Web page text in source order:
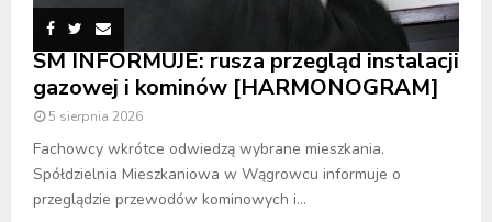
SM INFORMUJE: rusza przegląd instalacji
gazowej i kominów [HARMONOGRAM]
5 sierpnia 2026
Fachowcy wkrótce odwiedzą wybrane mieszkania.
Spółdzielnia Mieszkaniowa w Wągrowcu informuje o
przeglądzie przewodów kominowych i...